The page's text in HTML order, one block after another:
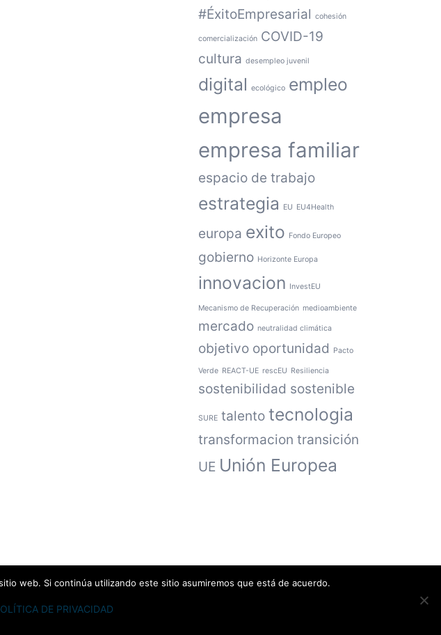
#ÉxitoEmpresarial cohesión
comercialización COVID-19
cultura desempleo juvenil
digital ecológico empleo
empresa
empresa familiar
espacio de trabajo
estrategia EU EU4Health
europa exito Fondo Europeo
gobierno Horizonte Europa
innovacion InvestEU
Mecanismo de Recuperación medioambiente
mercado neutralidad climática
objetivo oportunidad Pacto
Verde REACT-UE rescEU Resiliencia
sostenibilidad sostenible
SURE talento tecnologia
transformacion transición
UE Unión Europea
web. Si continúa utilizando este sitio asumiremos que está de acuerdo.
DE PRIVACIDAD